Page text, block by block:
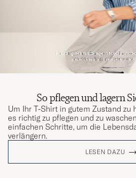
So pflegen und lagern
Um Ihr T-Shirt in gutem Zustand zu
es richtig zu pflegen und zu
einfachen Schritte, um die
verlängern.
LESEN DAZU